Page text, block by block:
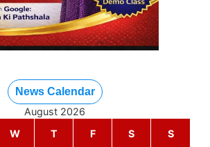
News Calendar
August 2026
W T F S S